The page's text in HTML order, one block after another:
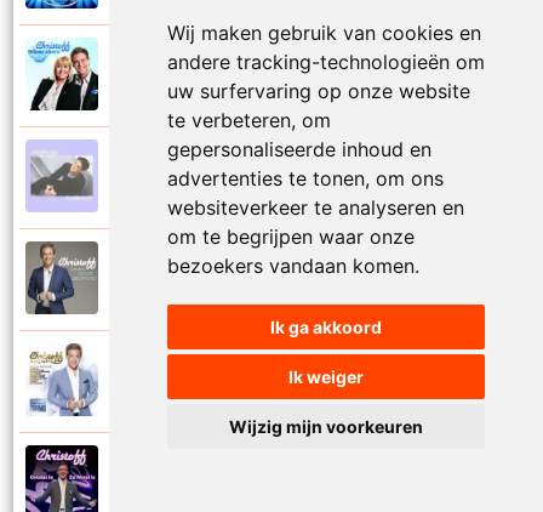
Wij maken gebruik van cookies en
andere tracking-technologieën om
uw surfervaring op onze website
te verbeteren, om
gepersonaliseerde inhoud en
advertenties te tonen, om ons
websiteverkeer te analyseren en
om te begrijpen waar onze
bezoekers vandaan komen.
Ik ga akkoord
Ik weiger
Wijzig mijn voorkeuren
Christoff en Willeke Alberti
Niemand laat zijn eigen kind alleen
Christoff
Niets is voor niets
Christoff
Christoff en Florian Silbereisen
Omdat ie zo mooi is